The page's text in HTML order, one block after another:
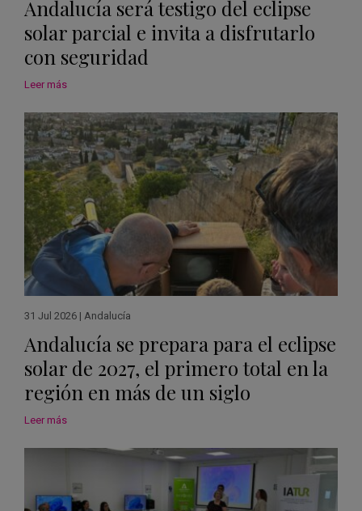
Andalucía será testigo del eclipse
solar parcial e invita a disfrutarlo
con seguridad
Leer más
31 Jul 2026 | Andalucía
Andalucía se prepara para el eclipse
solar de 2027, el primero total en la
región en más de un siglo
Leer más